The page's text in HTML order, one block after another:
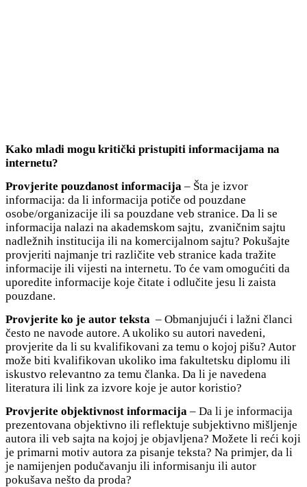
Kako mladi mogu kritički pristupiti informacijama na
internetu?
Provjerite pouzdanost informacija – Šta je izvor
informacija: da li informacija potiče od pouzdane
osobe/organizacije ili sa pouzdane veb stranice. Da li se
informacija nalazi na akademskom sajtu, zvaničnim sajtu
nadležnih institucija ili na komercijalnom sajtu? Pokušajte
provjeriti najmanje tri različite veb stranice kada tražite
informacije ili vijesti na internetu. To će vam omogućiti da
uporedite informacije koje čitate i odlučite jesu li zaista
pouzdane.
Provjerite ko je autor teksta – Obmanjujući i lažni članci
često ne navode autore. A ukoliko su autori navedeni,
provjerite da li su kvalifikovani za temu o kojoj pišu? Autor
može biti kvalifikovan ukoliko ima fakultetsku diplomu ili
iskustvo relevantno za temu članka. Da li je navedena
literatura ili link za izvore koje je autor koristio?
Provjerite objektivnost informacija – Da li je informacija
prezentovana objektivno ili reflektuje subjektivno mišljenje
autora ili veb sajta na kojoj je objavljena? Možete li reći koji
je primarni motiv autora za pisanje teksta? Na primjer, da li
je namijenjen podučavanju ili informisanju ili autor
pokušava nešto da proda?